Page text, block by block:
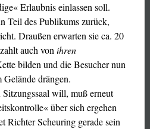
Erlaubnis einlassen soll.
Teil des Publikums zurück,
Draußen erwarten sie ca. 20
auch vonihren
bilden und die Besucher nun
Gelände drängen.
will, muß erneut
über sich ergehen
Richter Scheuring gerade sein